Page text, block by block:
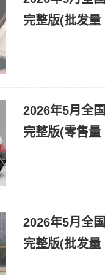
完整版(批发量
2026年5月全
完整版(零售量
2026年5月全
完整版(批发量